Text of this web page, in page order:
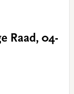
Raad, 04-